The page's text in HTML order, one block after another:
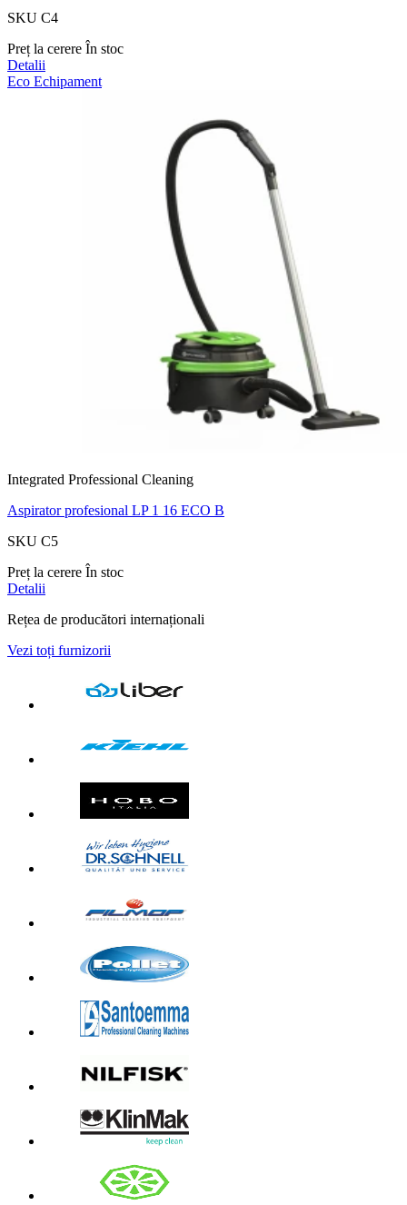
SKU C4
Preț la cerere În stoc
Detalii
Eco Echipament
Integrated Professional Cleaning
Aspirator profesional LP 1 16 ECO B
SKU C5
Preț la cerere În stoc
Detalii
Rețea de producători internaționali
Vezi toți furnizorii